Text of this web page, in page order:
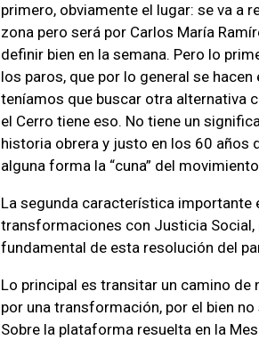
primero, obviamente el lugar: se va a
zona pero será por Carlos María
definir bien en la semana. Pero lo
los paros, que por lo general se
teníamos que buscar otra alternativa
el Cerro tiene eso. No tiene un
historia obrera y justo en los 60 años
alguna forma la “cuna” del
La segunda característica importante
transformaciones con Justicia Social,
fundamental de esta resolución del
Lo principal es transitar un camino
por una transformación, por el bien
Sobre la plataforma resuelta en la